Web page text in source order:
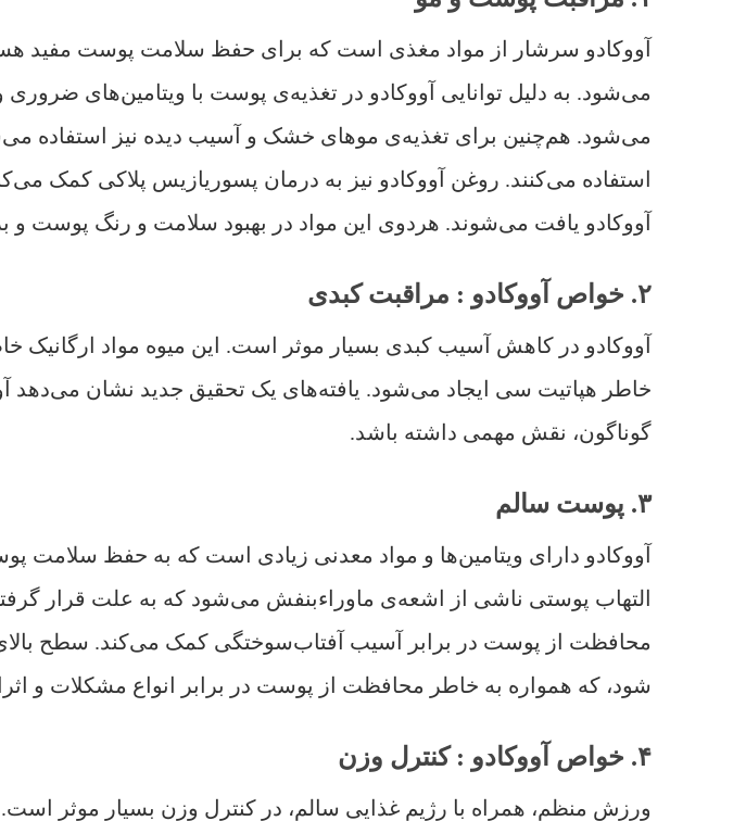
آووکادو سرشار از مواد مغذی است که برای حفظ سلامت پوست مفید
می‌شود. به دلیل توانایی آووکادو در تغذیه‌ی پوست با ویتامین‌های
می‌شود. هم‌چنین برای تغذیه‌ی موهای خشک و آسیب دیده نیز استفاده
استفاده می‌کنند. روغن آووکادو نیز به درمان پسوریازیس پلاکی کمک
آووکادو یافت می‌شوند. هردوی این مواد در بهبود سلامت و رنگ پوست
۲. خواص آووکادو : مراقبت کبدی
آووکادو در کاهش آسیب کبدی بسیار موثر است. این میوه مواد
خاطر هپاتیت سی ایجاد می‌شود. یافته‌های یک تحقیق جدید نشان می‌دهد
گوناگون، نقش مهمی داشته باشد.
۳. پوست سالم
آووکادو دارای ویتامین‌ها و مواد معدنی زیادی است که به حفظ
التهاب پوستی ناشی از اشعه‌ی ماوراءبنفش می‌شود که به علت قرار
محافظت از پوست در برابر آسیب آفتاب‌سوختگی کمک می‌کند. سطح بالای
شود، که همواره به خاطر محافظت از پوست در برابر انواع مشکلات و
۴. خواص آووکادو : کنترل وزن
ورزش منظم، همراه با رژیم غذایی سالم، در کنترل وزن بسیار موثر